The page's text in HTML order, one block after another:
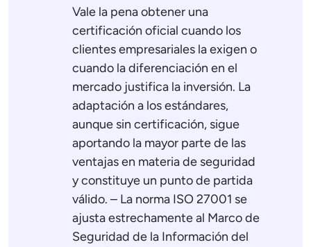
Vale la pena obtener una
certificación oficial cuando los
clientes empresariales la exigen o
cuando la diferenciación en el
mercado justifica la inversión. La
adaptación a los estándares,
aunque sin certificación, sigue
aportando la mayor parte de las
ventajas en materia de seguridad
y constituye un punto de partida
válido. – La norma ISO 27001 se
ajusta estrechamente al Marco de
Seguridad de la Información del